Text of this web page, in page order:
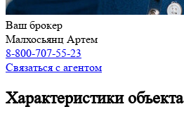
Ваш брокер
Малхосьянц Артем
8-800-707-55-23
Связаться с агентом
Характеристики объекта